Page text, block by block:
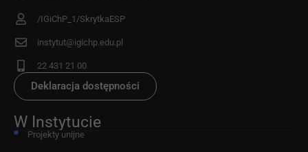
/IGiChP_1/SkrytkaESP
instytut@igichp.edu.pl
22 431 21 00
Deklaracja dostępności
W Instytucie
Projekty unijne